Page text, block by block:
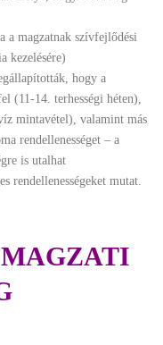
a magzatnak szívfejlődési
kezelésére)
hogy a
(11-14. terhességi héten),
mintavétel), valamint más
rendellenességet – a
is utalhat
rendellenességeket mutat.